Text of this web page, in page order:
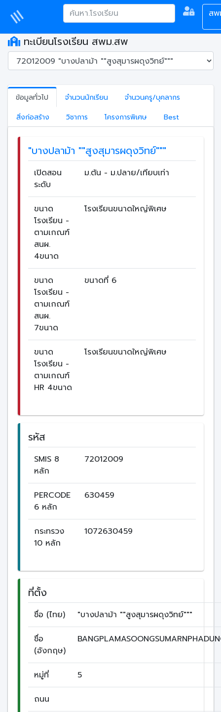
ส
ทะเบียนโรงเรียน สพม.สพ
ข้อมูลทั่วไป จำนวนนักเรียน
จำนวนครู/บุคลากร
สิ่งก่อสร้าง
วิชาการ โครงการพิเศษ Best
"บางปลาม้า ""สูงสุมารผดุงวิทย์"""
เปิดสอน
ระดับ
ม.ต้น - ม.ปลาย/เทียบเท่า
ขนาด
โรงเรียน -
ตามเกณฑ์
สนผ.
4ขนาด
โรงเรียนขนาดใหญ่พิเศษ
ขนาด
โรงเรียน -
ตามเกณฑ์
สนผ.
7ขนาด
ขนาดที่ 6
ขนาด
โรงเรียน -
ตามเกณฑ์
HR 4ขนาด
โรงเรียนขนาดใหญ่พิเศษ
รหัส
SMIS 8
หลัก
72012009
PERCODE
6 หลัก
630459
กระทรวง
10 หลัก
1072630459
ที่ตั้ง
ชื่อ (ไทย) "บางปลาม้า ""สูงสุมารผดุงวิทย์"""
ชื่อ
(อังกฤษ)
หมู่ที่ 5
ถนน